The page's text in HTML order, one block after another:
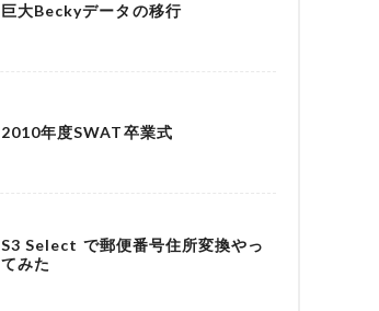
巨大Beckyデータの移行
2010年度SWAT卒業式
S3 Select で郵便番号住所変換やっ
てみた